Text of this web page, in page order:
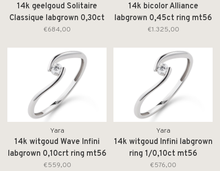
14k geelgoud Solitaire
Classique labgrown 0,30ct
ring mt56 260R.1006.030
€684,00
14k bicolor Alliance
labgrown 0,45ct ring mt56
264R.4014.045
€1.325,00
Yara
14k witgoud Wave Infini
labgrown 0,10crt ring mt56
260R.2003.010
€559,00
Yara
14k witgoud Infini labgrown
ring 1/0,10ct mt56
260R.2003.010
€576,00